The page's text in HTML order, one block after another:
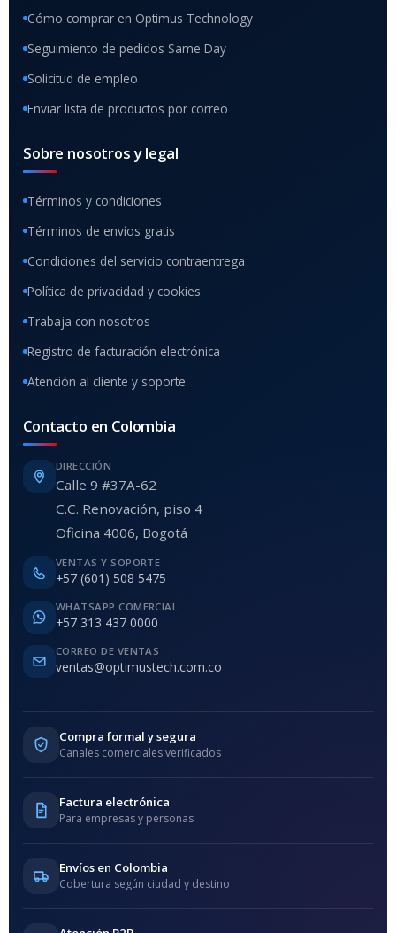
Cómo comprar en Optimus Technology
Seguimiento de pedidos Same Day
Solicitud de empleo
Enviar lista de productos por correo
Sobre nosotros y legal
Términos y condiciones
Términos de envíos gratis
Condiciones del servicio contraentrega
Política de privacidad y cookies
Trabaja con nosotros
Registro de facturación electrónica
Atención al cliente y soporte
Contacto en Colombia
DIRECCIÓN
Calle 9 #37A-62
C.C. Renovación, piso 4
Oficina 4006, Bogotá
VENTAS Y SOPORTE
+57 (601) 508 5475
WHATSAPP COMERCIAL
+57 313 437 0000
CORREO DE VENTAS
ventas@optimustech.com.co
Compra formal y segura
Canales comerciales verificados
Factura electrónica
Para empresas y personas
Envíos en Colombia
Cobertura según ciudad y destino